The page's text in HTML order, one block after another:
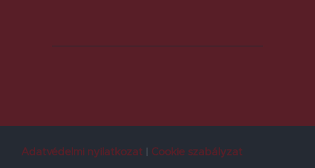
Adatvédelmi nyilatkozat
Cookie szabályzat